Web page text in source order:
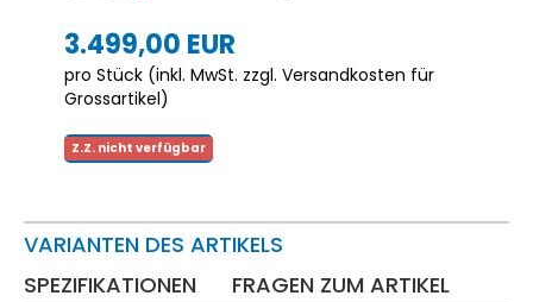
3.499,00 EUR
pro Stück (inkl. MwSt. zzgl. Versandkosten für
Grossartikel)
Z.Z. nicht verfügbar
VARIANTEN DES ARTIKELS
SPEZIFIKATIONEN
FRAGEN ZUM ARTIKEL